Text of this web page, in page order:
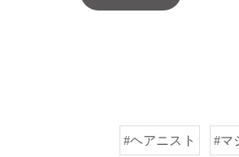
#ヘアニスト #マ